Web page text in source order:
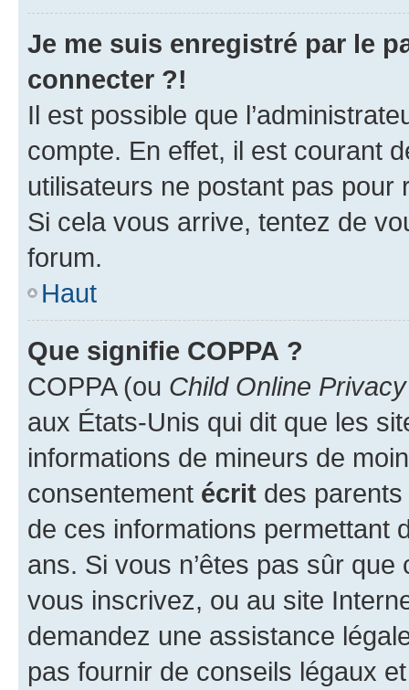
Je me suis enregistré par le
connecter ?!
Il est possible que
compte. En effet, il est courant
utilisateurs ne postant pas pour
Si cela vous arrive, tentez de
forum.
Haut
Que signifie COPPA ?
COPPA (ou Child Online
aux États-Unis qui dit que les
informations de mineurs de
consentement écrit des parents
de ces informations permettant
ans. Si vous n’êtes pas sûr
vous inscrivez, ou au site
demandez une assistance
pas fournir de conseils légaux